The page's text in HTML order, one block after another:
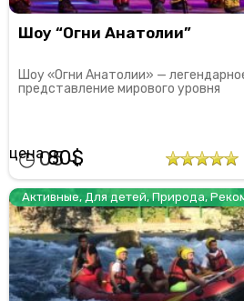
Шоу “Огни Анатолии”
Шоу «Огни Анатолии» —
представление мирового уровня
05
80
Активные, Для детей,Природа,